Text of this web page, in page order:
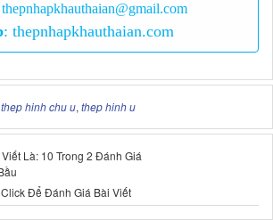
thepnhapkhauthaian@gmail.com
: thepnhapkhauthaian.com
thep hinh chu u,thep hinh u
Là: 10 Trong 2 Đánh Giá
Click Để Đánh Giá Bài Viết